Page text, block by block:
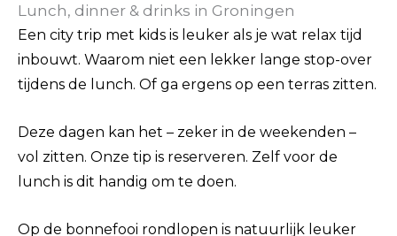
Lunch, dinner & drinks in Groningen
Een city trip met kids is leuker als je wat relax tijd
inbouwt. Waarom niet een lekker lange stop-over
tijdens de lunch. Of ga ergens op een terras zitten.
Deze dagen kan het – zeker in de weekenden –
vol zitten. Onze tip is reserveren. Zelf voor de
lunch is dit handig om te doen.
Op de bonnefooi rondlopen is natuurlijk leuker